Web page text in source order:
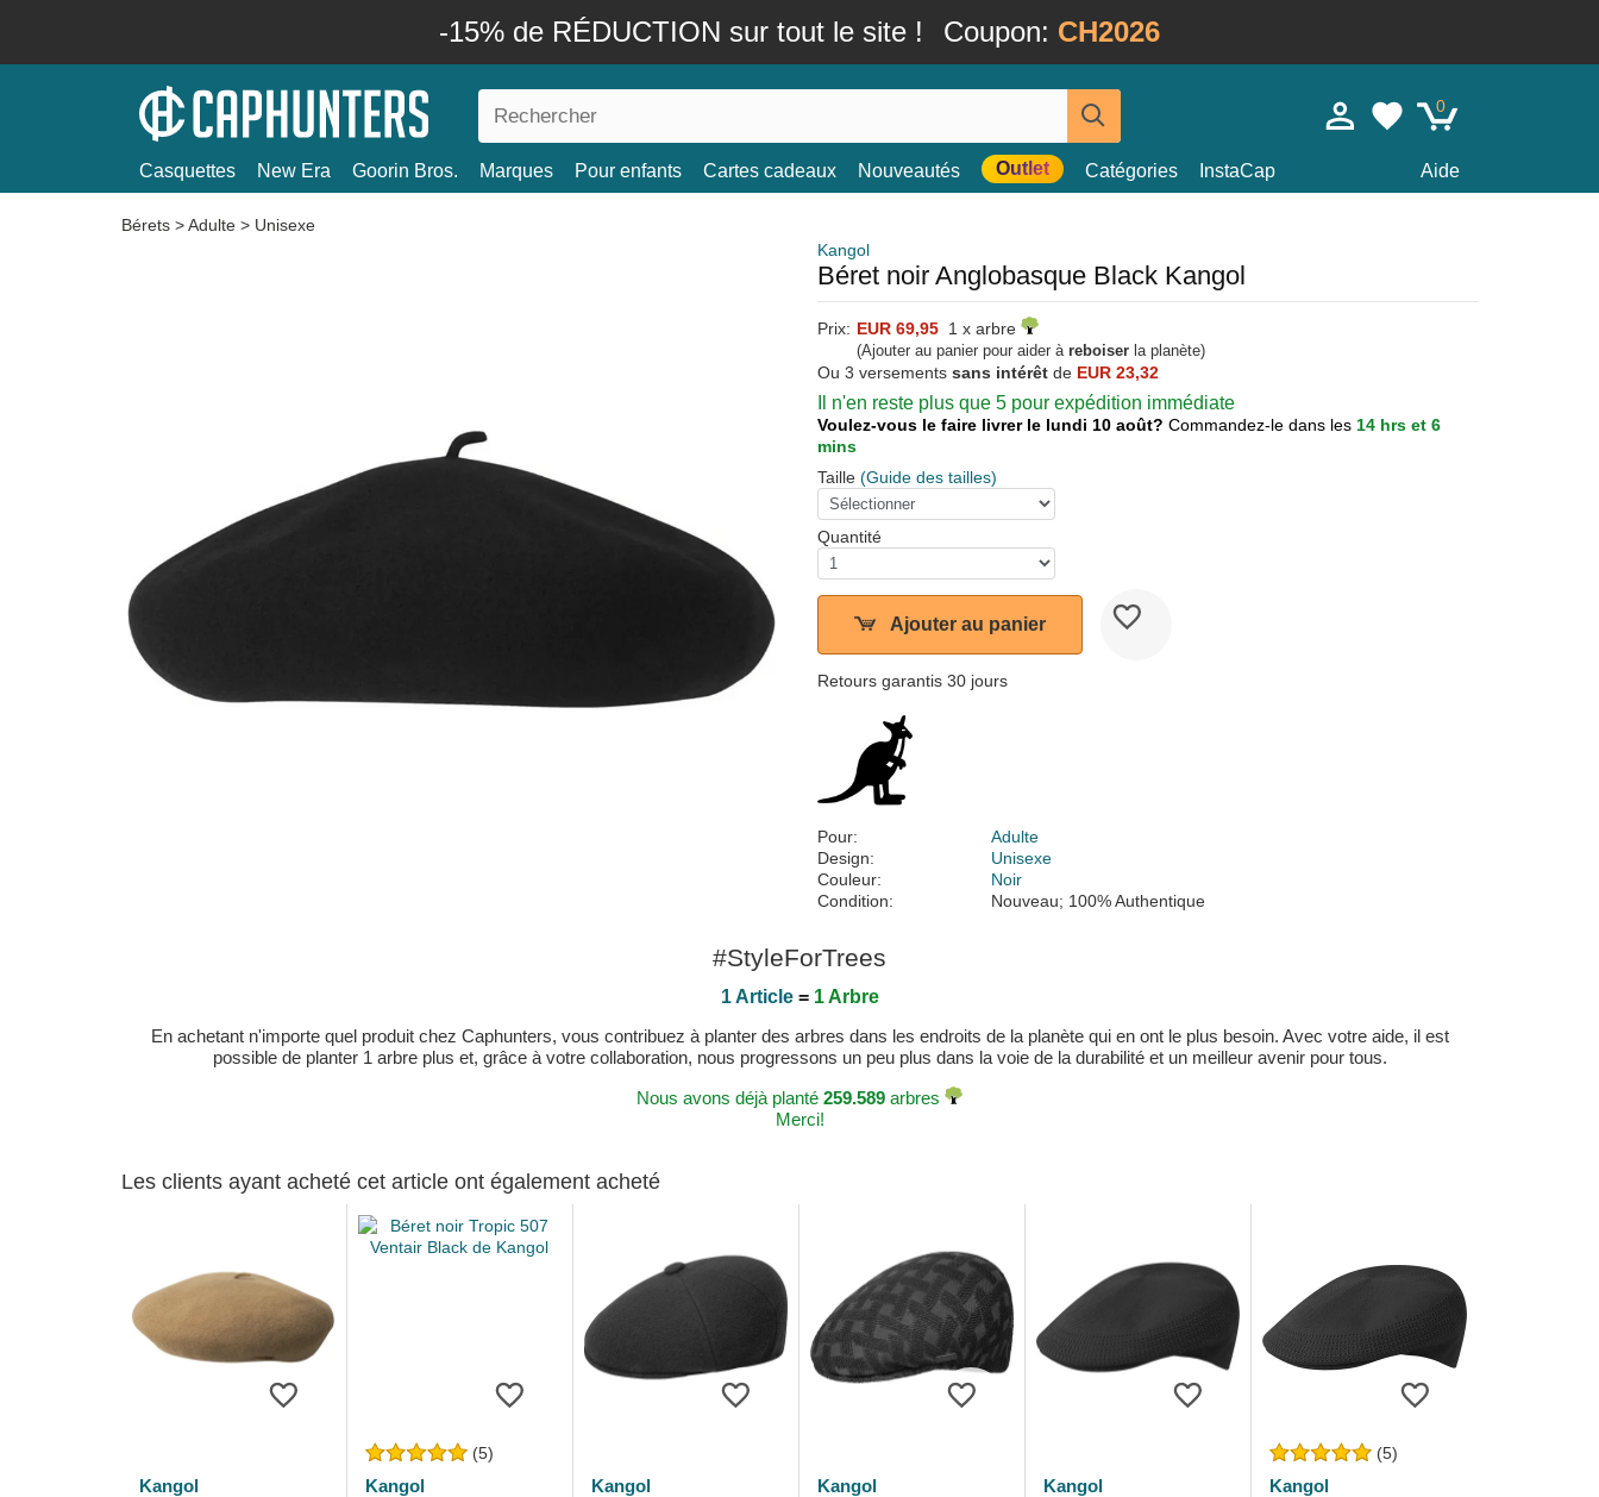
-15% de RÉDUCTION sur tout le site ! Coupon: CH2026
0
Casquettes New Era Goorin Bros. Marques Pour enfants Cartes cadeaux Nouveautés Outlet Catégories InstaCap Aide
Bérets >Adulte > Unisexe
Kangol
Béret noir Anglobasque Black Kangol
Prix: EUR 69,95 1 x arbre
(Ajouter au panier pour aider à reboiser la planète)
Ou 3 versements sans intérêt de EUR 23,32
Il n'en reste plus que 5 pour expédition immédiate
Voulez-vous le faire livrer le lundi 10 août? Commandez-le dans les 14 hrs et 6
mins
Taille (Guide des tailles)
Quantité
Ajouter au panier
Retours garantis 30 jours
Pour:
Adulte
Design:
Unisexe
Couleur:
Noir
Condition:
Nouveau; 100% Authentique
#StyleForTrees
1 Article= 1 Arbre
En achetant n'importe quel produit chez Caphunters, vous contribuez à planter des arbres dans les endroits de la planète qui en ont le plus besoin. Avec votre aide, il est
possible de planter 1 arbre plus et, grâce à votre collaboration, nous progressons un peu plus dans la voie de la durabilité et un meilleur avenir pour tous.
Nous avons déjà planté 259.589 arbres
Merci!
Les clients ayant acheté cet article ont également acheté
Kangol
(5)
Kangol
Kangol
Kangol
Kangol
(5)
Kangol